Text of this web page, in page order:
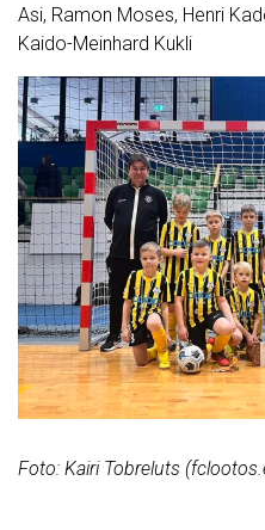
Asi, Ramon Moses, Henri
Kaido-Meinhard Kukli
Foto: Kairi Tobreluts